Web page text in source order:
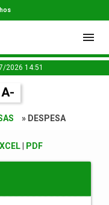
2026 14:51
A-
» DESPESA
| PDF